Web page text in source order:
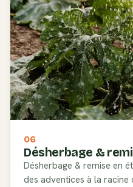
06
Désherbage &
Désherbage & remise en
des adventices à la